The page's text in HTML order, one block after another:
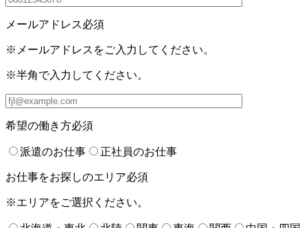
メールアドレス必須
※メールアドレスをご入力してください。
※半角で入力してください。
希望の働き方必須
派遣のお仕事 正社員のお仕事
お仕事をお探しのエリア必須
※エリアをご選択ください。